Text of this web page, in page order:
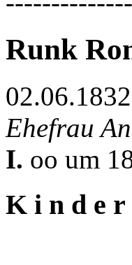
Runk
02.06.1832
Ehefrau
I. oo um
K i n d e r